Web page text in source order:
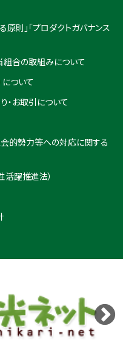
則」「プロダクトガバナンス
合の取組みについて
ついて
・お取引について
的勢力等への対応に関する
躍推進法）